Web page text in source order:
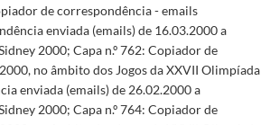
de correspondência - emails
enviada (emails) de 16.03.2000 a
2000; Capa n.º 762: Copiador de
no âmbito dos Jogos da XXVII Olimpíada
enviada (emails) de 26.02.2000 a
2000; Capa n.º 764: Copiador de